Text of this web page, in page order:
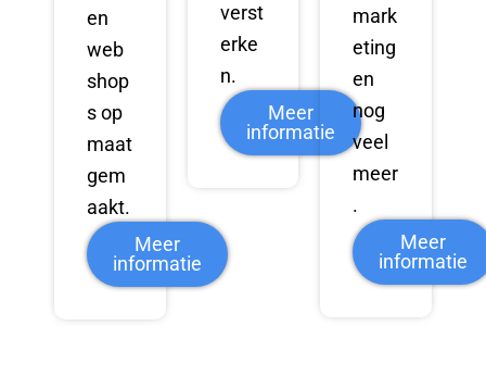
en
web
shop
s op
maat
gem
aakt.
Meer
informatie
verst
erke
n.
Meer
informatie
mark
eting
en
nog
veel
meer
.
Meer
informatie